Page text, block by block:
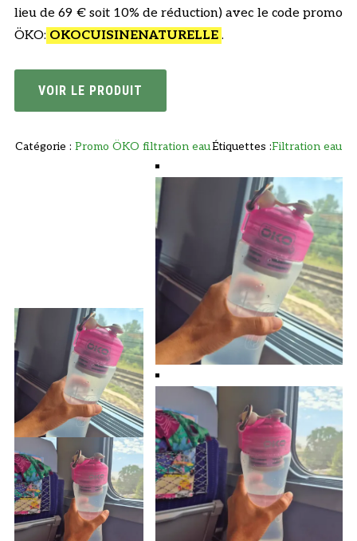
i
t
:
6
9
:
6
,
1
0
lieu de 69 € soit 10% de réduction) avec le code promo
ÖKO: OKOCUISINENATURELLE .
VOIR LE PRODUIT
Catégorie : Promo ÖKO filtration eauÉtiquettes :Filtration eau